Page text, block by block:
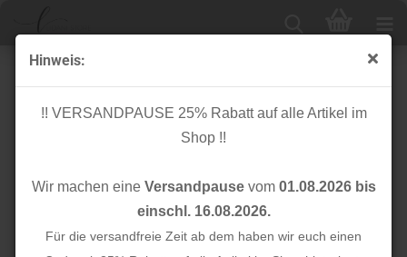
Hinweis:
!! VERSANDPAUSE 25% Rabatt auf alle Artikel im
Shop !!
Wir machen eine Versandpausevom 01.08.2026 bis
einschl. 16.08.2026.
Für die versandfreie Zeit ab dem haben wir euch einen
Knopf Corozo - Plain - 11 mm - dark navy - meetMilk